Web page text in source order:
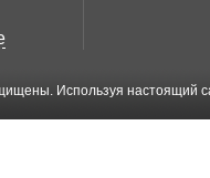
Используя настоящий